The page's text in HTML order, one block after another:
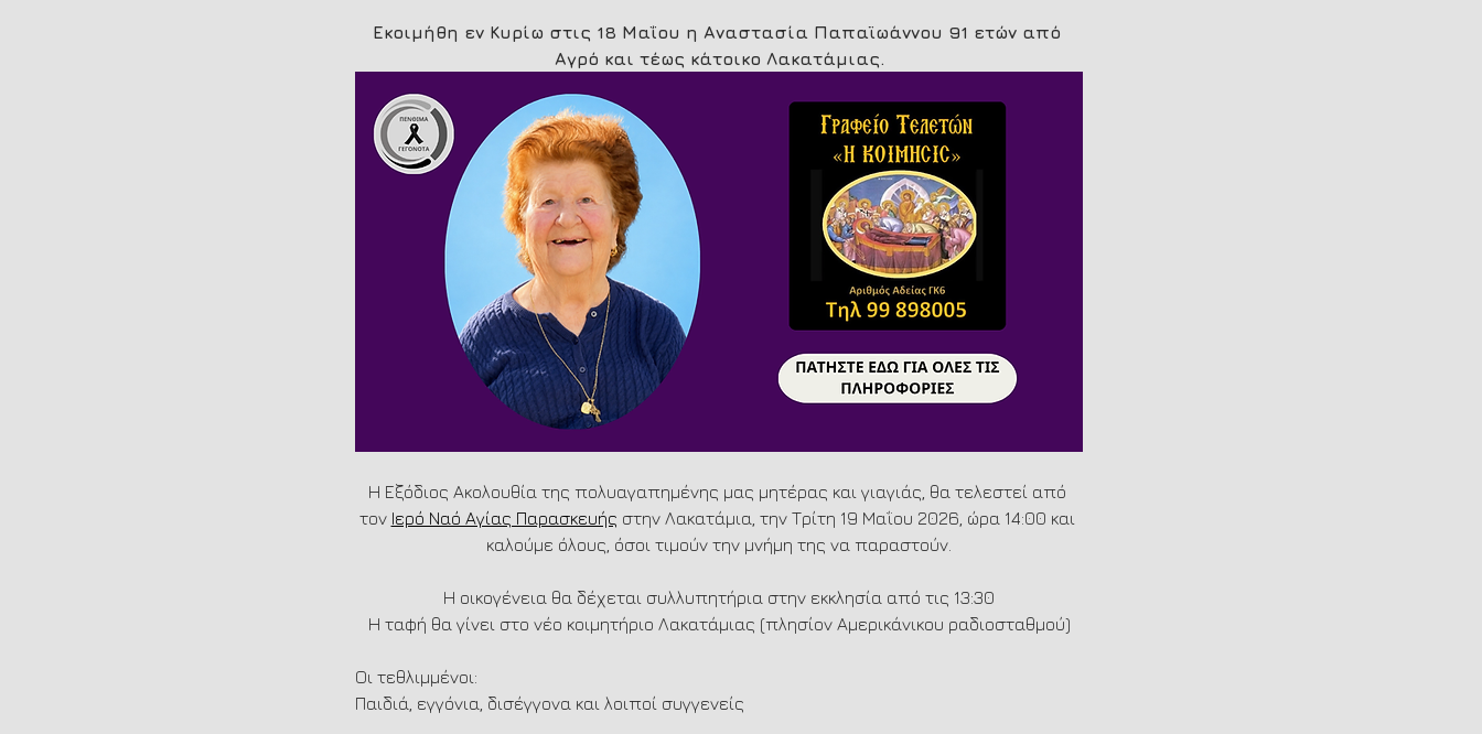
Εκοιμήθη εν Κυρίω στις 18 Μαΐου η Αναστασία Παπαϊωάννου 91 ετών από
Αγρό και τέως κάτοικο Λακατάμιας.
Η Εξόδιος Ακολουθία της πολυαγαπημένης μας μητέρας και γιαγιάς, θα τελεστεί από
τον Ιερό Ναό Αγίας Παρασκευής στην Λακατάμια, την Τρίτη 19 Μαΐου 2026, ώρα 14:00 και
καλούμε όλους, όσοι τιμούν την μνήμη της να παραστούν.
Η οικογένεια θα δέχεται συλλυπητήρια στην εκκλησία από τις 13:30
Η ταφή θα γίνει στο νέο κοιμητήριο Λακατάμιας (πλησίον Αμερικάνικου ραδιοσταθμού)
Οι τεθλιμμένοι:
Παιδιά, εγγόνια, δισέγγονα και λοιποί συγγενείς